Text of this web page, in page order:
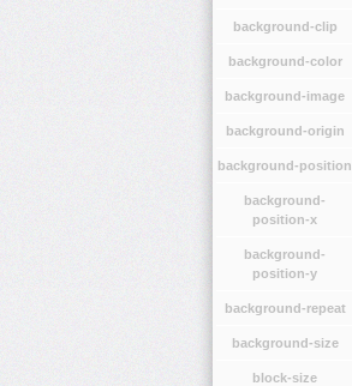
background-clip
background-color
background-image
background-origin
background-position
background-
position-x
background-
position-y
background-repeat
background-size
block-size